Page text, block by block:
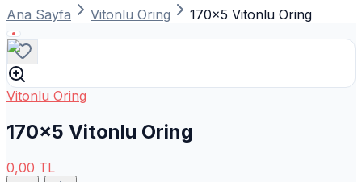
Ana Sayfa Vitonlu Oring 170x5 Vitonlu Oring
Vitonlu Oring
170x5 Vitonlu Oring
0,00 TL